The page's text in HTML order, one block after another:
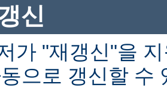
신
가 "재갱신"을
으로 갱신할 수